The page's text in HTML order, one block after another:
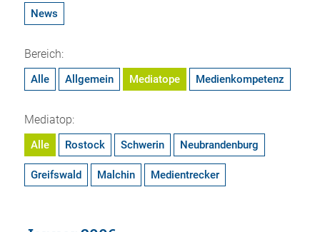
News
Bereich:
Alle Allgemein Mediatope Medienkompetenz
Mediatop:
Alle Rostock Schwerin Neubrandenburg
Greifswald Malchin Medientrecker